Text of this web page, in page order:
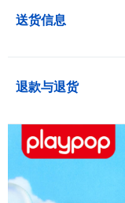
送货信息
退款与退货